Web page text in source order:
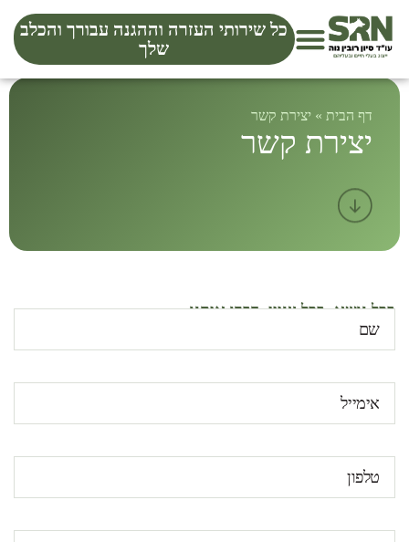
כל שירותי העזרה וההגנה עבורך והכלב
שלך
דף הבית » יצירת קשר
יצירת קשר
בכל נושא, בכל עניין, דברו איתנו: